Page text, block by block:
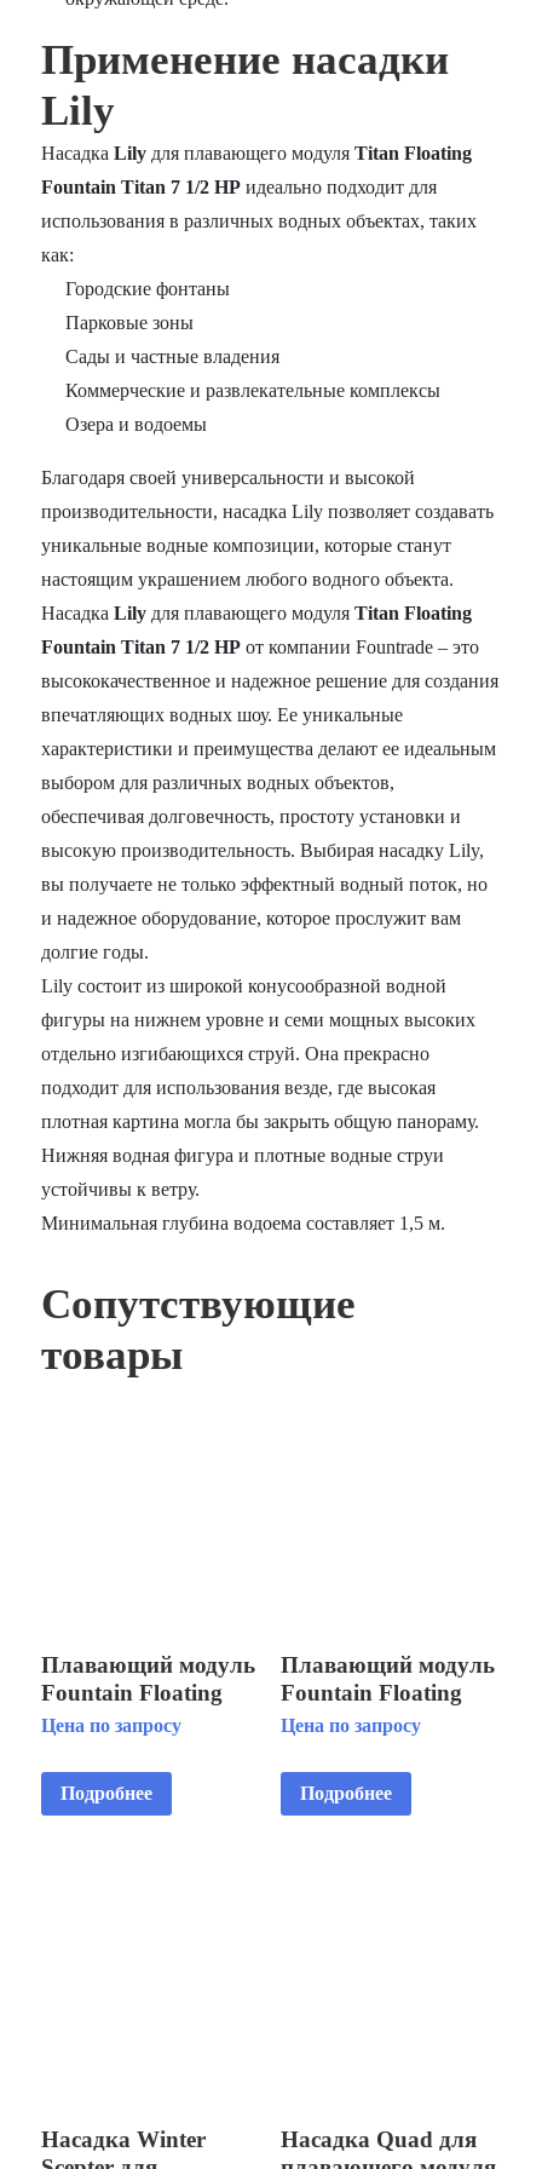
Применение насадки
Lily
НасадкаLily для плавающего модуляTitan Floating
Fountain Titan 7 1/2 HP идеально подходит для
использования в различных водных объектах, таких
как:
Городские фонтаны
Парковые зоны
Сады и частные владения
Коммерческие и развлекательные комплексы
Озера и водоемы
Благодаря своей универсальности и высокой
производительности, насадка Lily позволяет создавать
уникальные водные композиции, которые станут
настоящим украшением любого водного объекта.
НасадкаLily для плавающего модуляTitan Floating
Fountain Titan 7 1/2 HP от компании Fountrade – это
высококачественное и надежное решение для создания
впечатляющих водных шоу. Ее уникальные
характеристики и преимущества делают ее идеальным
выбором для различных водных объектов,
обеспечивая долговечность, простоту установки и
высокую производительность. Выбирая насадку Lily,
вы получаете не только эффектный водный поток, но
и надежное оборудование, которое прослужит вам
долгие годы.
Lily состоит из широкой конусообразной водной
фигуры на нижнем уровне и семи мощных высоких
отдельно изгибающихся струй. Она прекрасно
подходит для использования везде, где высокая
плотная картина могла бы закрыть общую панораму.
Нижняя водная фигура и плотные водные струи
устойчивы к ветру.
Минимальная глубина водоема составляет 1,5 м.
Сопутствующие
товары
Плавающий модуль
Fountain Floating
Fountain Horizontal
Цена по запросу
Подробнее
Плавающий модуль
Fountain Floating
Fountain Horizontal
Цена по запросу
Подробнее
Насадка Winter
Насадка Quad для